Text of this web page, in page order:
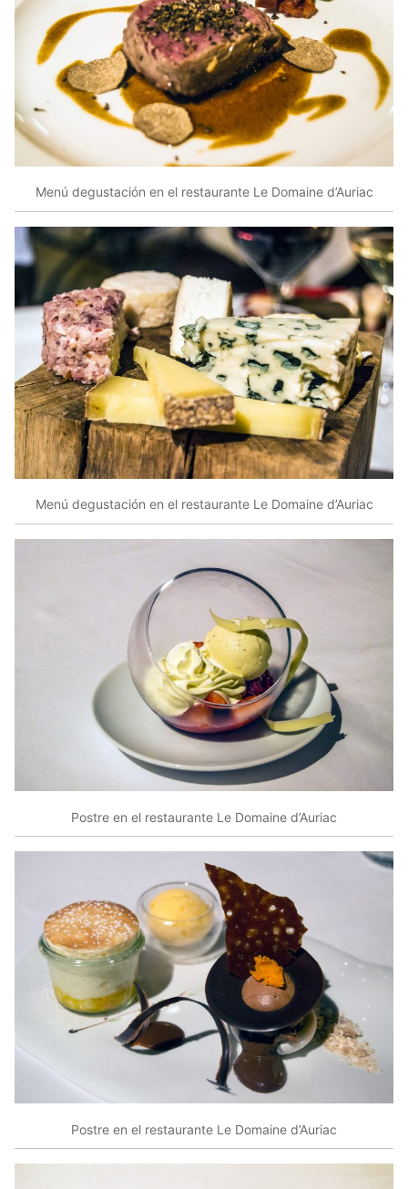
Menú degustación en el restaurante Le Domaine d’Auriac
Menú degustación en el restaurante Le Domaine d’Auriac
Postre en el restaurante Le Domaine d’Auriac
Postre en el restaurante Le Domaine d’Auriac